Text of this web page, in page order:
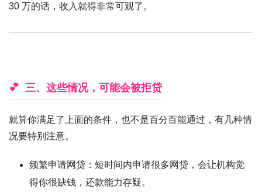
30 万的话，收入就得非常可观了。
三、这些情况，可能会被拒贷
就算你满足了上面的条件，也不是百分百能通过，有几种情
况要特别注意。
频繁申请网贷：短时间内申请很多网贷，会让机构觉
得你很缺钱，还款能力存疑。